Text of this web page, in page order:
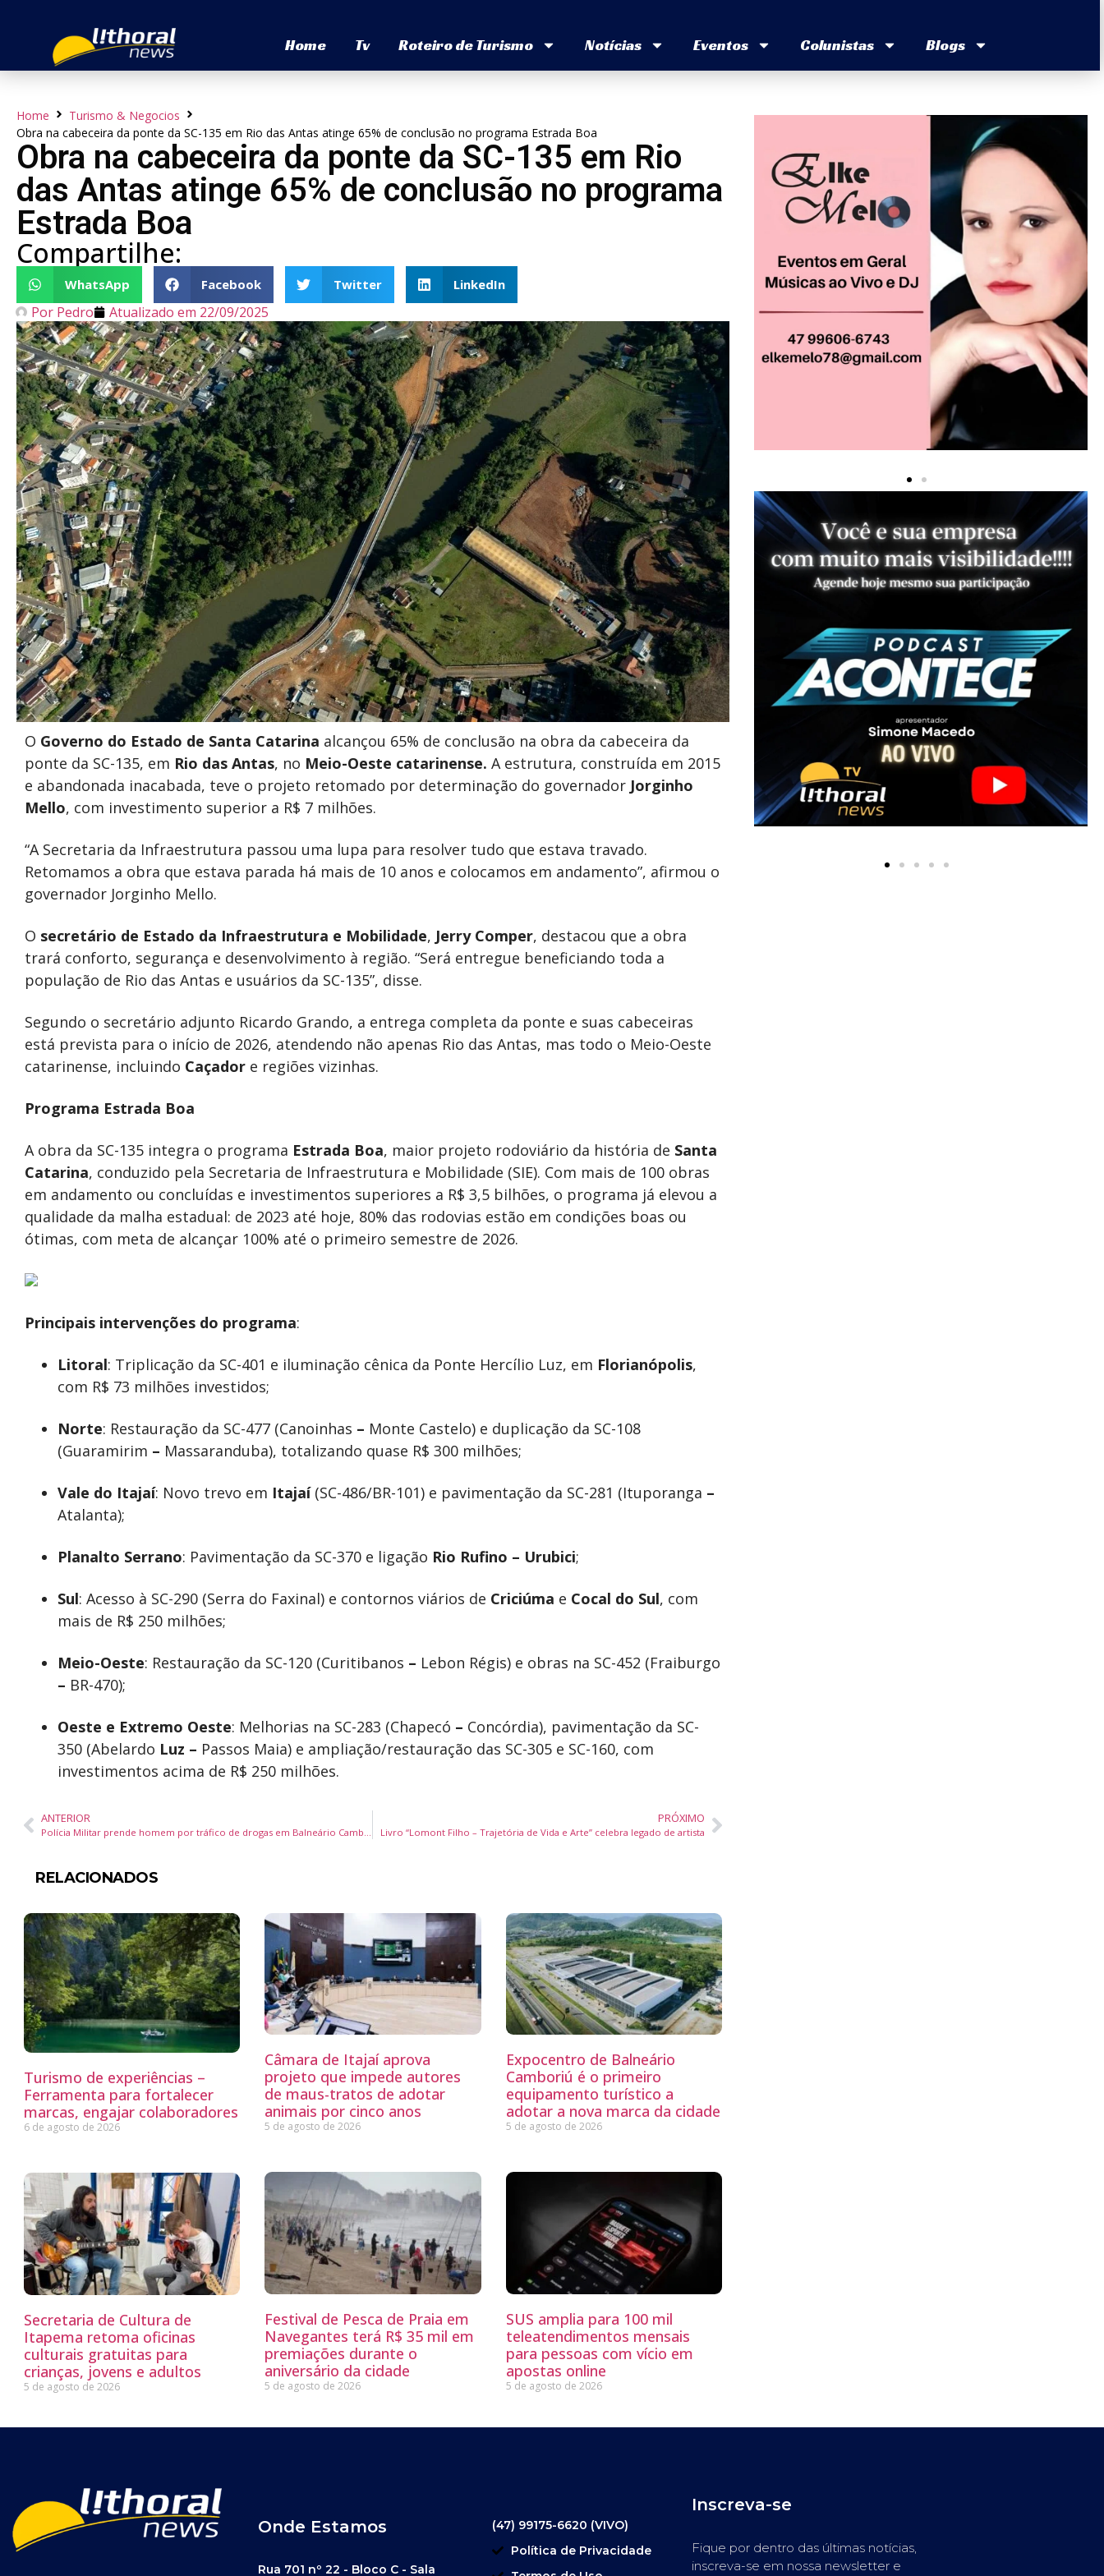
Home Tv Roteiro de Turismo Notícias Eventos Colunistas Blogs
Home
Turismo & Negocios
Obra na cabeceira da ponte da SC-135 em Rio das Antas atinge 65% de conclusão no programa Estrada Boa
Obra na cabeceira da ponte da SC-135 em Rio
das Antas atinge 65% de conclusão no programa
Estrada Boa
Compartilhe:
WhatsApp Facebook Twitter LinkedIn
Por Pedro Atualizado em 22/09/2025
O Governo do Estado de Santa Catarina alcançou 65% de conclusão na obra da cabeceira da
ponte da SC-135, em Rio das Antas, no Meio-Oeste catarinense. A estrutura, construída em 2015
e abandonada inacabada, teve o projeto retomado por determinação do governador Jorginho
Mello, com investimento superior a R$ 7 milhões.
“A Secretaria da Infraestrutura passou uma lupa para resolver tudo que estava travado.
Retomamos a obra que estava parada há mais de 10 anos e colocamos em andamento”, afirmou o
governador Jorginho Mello.
O secretário de Estado da Infraestrutura e Mobilidade, Jerry Comper, destacou que a obra
trará conforto, segurança e desenvolvimento à região. “Será entregue beneficiando toda a
população de Rio das Antas e usuários da SC-135”, disse.
Segundo o secretário adjunto Ricardo Grando, a entrega completa da ponte e suas cabeceiras
está prevista para o início de 2026, atendendo não apenas Rio das Antas, mas todo o Meio-Oeste
catarinense, incluindo Caçador e regiões vizinhas.
Programa Estrada Boa
A obra da SC-135 integra o programa Estrada Boa, maior projeto rodoviário da história de Santa
Catarina, conduzido pela Secretaria de Infraestrutura e Mobilidade (SIE). Com mais de 100 obras
em andamento ou concluídas e investimentos superiores a R$ 3,5 bilhões, o programa já elevou a
qualidade da malha estadual: de 2023 até hoje, 80% das rodovias estão em condições boas ou
ótimas, com meta de alcançar 100% até o primeiro semestre de 2026.
Principais intervenções do programa:
Litoral: Triplicação da SC-401 e iluminação cênica da Ponte Hercílio Luz, em Florianópolis,
com R$ 73 milhões investidos;
Norte: Restauração da SC-477 (Canoinhas – Monte Castelo) e duplicação da SC-108
(Guaramirim – Massaranduba), totalizando quase R$ 300 milhões;
Vale do Itajaí: Novo trevo em Itajaí(SC-486/BR-101) e pavimentação da SC-281 (Ituporanga –
Atalanta);
Planalto Serrano: Pavimentação da SC-370 e ligação Rio Rufino – Urubici;
Sul: Acesso à SC-290 (Serra do Faxinal) e contornos viários de Criciúma e Cocal do Sul, com
mais de R$ 250 milhões;
Meio-Oeste: Restauração da SC-120 (Curitibanos – Lebon Régis) e obras na SC-452 (Fraiburgo
– BR-470);
Oeste e Extremo Oeste: Melhorias na SC-283 (Chapecó – Concórdia), pavimentação da SC-
350 (Abelardo Luz – Passos Maia) e ampliação/restauração das SC-305 e SC-160, com
investimentos acima de R$ 250 milhões.
ANTERIOR
Polícia Militar prende homem por tráfico de drogas em Balneário Camboriú
PRÓXIMO
Livro “Lomont Filho – Trajetória de Vida e Arte” celebra legado de artista
RELACIONADOS
Turismo de experiências –
Ferramenta para fortalecer
marcas, engajar colaboradores
6 de agosto de 2026
Câmara de Itajaí aprova
projeto que impede autores
de maus-tratos de adotar
animais por cinco anos
5 de agosto de 2026
Expocentro de Balneário
Camboriú é o primeiro
equipamento turístico a
adotar a nova marca da cidade
5 de agosto de 2026
Secretaria de Cultura de
Itapema retoma oficinas
culturais gratuitas para
crianças, jovens e adultos
5 de agosto de 2026
Festival de Pesca de Praia em
Navegantes terá R$ 35 mil em
premiações durante o
aniversário da cidade
5 de agosto de 2026
SUS amplia para 100 mil
teleatendimentos mensais
para pessoas com vício em
apostas online
5 de agosto de 2026
Onde Estamos
Rua 701 nº 22 - Bloco C - Sala
(47) 99175-6620 (VIVO)
Política de Privacidade
Inscreva-se
Fique por dentro das últimas notícias,
inscreva-se em nossa newsletter e